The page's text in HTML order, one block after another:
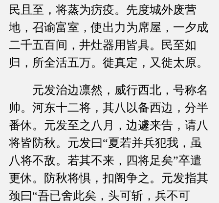
民且至，将蒸为疠疫。先度城外废营
地，召谕富室，使出力为席屋，一夕成
二千五百间，井灶器用皆具。民至如
归，所全活五万。徙真定，又徙太原。
元发治边凛然，威行西北，号称名
帅。河东十二将，其八以备西边，分半
番休。元发至之八月，边遽来告，请八
将皆防秋。元发曰“夏若并兵犯我，虽
八将不敌。若其不来，四将足矣”卒遣
更休。防秋将惧，扣阁争之。元发指其
颈曰“吾已舍此矣，头可斩，兵不可